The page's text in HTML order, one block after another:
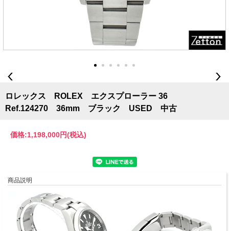
ロレックス ROLEX エクスプローラー 36
Ref.124270 36mm ブラック USED 中古
価格:1,198,000円(税込)
商品説明